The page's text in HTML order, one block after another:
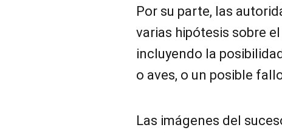
Por su parte, las
varias hipótesis sobre
incluyendo la
o aves, o un posible
Las imágenes del